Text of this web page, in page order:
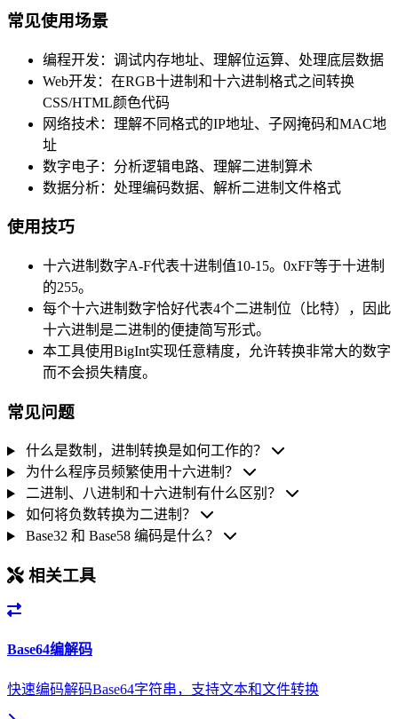
常见使用场景
编程开发：调试内存地址、理解位运算、处理底层数据
Web开发：在RGB十进制和十六进制格式之间转换
CSS/HTML颜色代码
网络技术：理解不同格式的IP地址、子网掩码和MAC地
址
数字电子：分析逻辑电路、理解二进制算术
数据分析：处理编码数据、解析二进制文件格式
使用技巧
十六进制数字A-F代表十进制值10-15。0xFF等于十进制
的255。
每个十六进制数字恰好代表4个二进制位（比特），因此
十六进制是二进制的便捷简写形式。
本工具使用BigInt实现任意精度，允许转换非常大的数字
而不会损失精度。
常见问题
什么是数制，进制转换是如何工作的？
为什么程序员频繁使用十六进制？
二进制、八进制和十六进制有什么区别？
如何将负数转换为二进制？
Base32 和 Base58 编码是什么？
相关工具
Base64编解码
快速编码解码Base64字符串，支持文本和文件转换